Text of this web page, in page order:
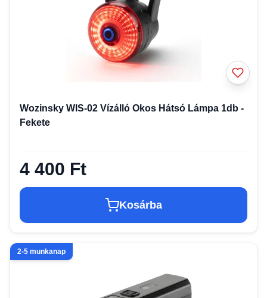
Wozinsky WIS-02 Vízálló Okos Hátsó Lámpa 1db -
Fekete
4 400 Ft
Kosárba
2-5 munkanap